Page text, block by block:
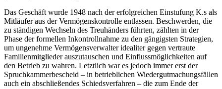
Das Geschäft wurde 1948 nach der erfolgreichen Einstufung K.s als
Mitläufer aus der Vermögenskontrolle entlassen. Beschwerden, die
zu ständigen Wechseln des Treuhänders führten, zählten in der
Phase der formellen Inkontrollnahme zu den gängigsten Strategien,
um ungenehme Vermögensverwalter idealiter gegen vertraute
Familienmitglieder auszutauschen und Einflussmöglichkeiten auf
den Betrieb zu wahren. Letztlich war es jedoch immer erst der
Spruchkammerbescheid – in betrieblichen Wiedergutmachungsfällen
auch ein abschließendes Schiedsverfahren – die zum Ende der